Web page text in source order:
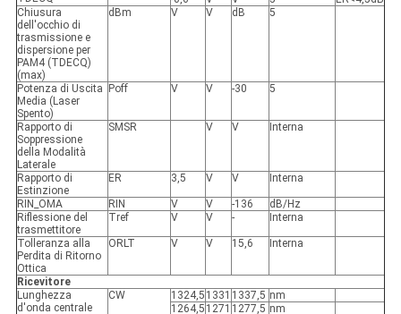
Chiusura
dell'occhio di
trasmissione e
dispersione per
PAM4 (TDECQ)
(max)
dBm V V dB 5
Potenza di Uscita
Media (Laser
Spento)
Poff V V -30 5
Rapporto di
Soppressione
della Modalità
Laterale
SMSR V V Interna
Rapporto di
Estinzione
ER 3,5 V V Interna
RIN_OMA RIN V V -136
dB/Hz
Riflessione del
trasmettitore
Tref V V - Interna
Tolleranza alla
Perdita di Ritorno
Ottica
ORLT V V 15,6 Interna
Ricevitore
Lunghezza
d'onda centrale
CW 1324,5 1331 1337,5 nm
1264,5 1271 1277,5 nm